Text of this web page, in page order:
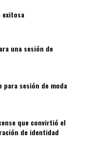
exitosa
una sesión de
para sesión de moda
que convirtió el
de identidad